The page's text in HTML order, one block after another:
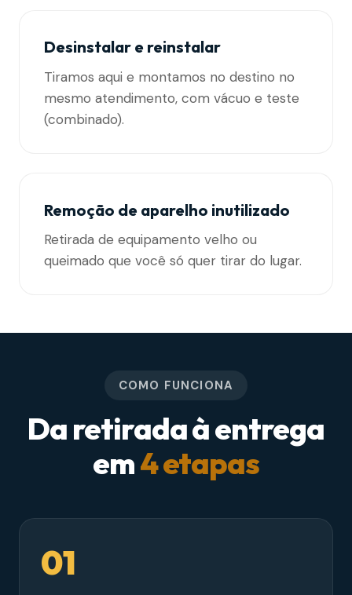
Desinstalar e reinstalar
Tiramos aqui e montamos no destino no
mesmo atendimento, com vácuo e teste
(combinado).
Remoção de aparelho inutilizado
Retirada de equipamento velho ou
queimado que você só quer tirar do lugar.
COMO FUNCIONA
Da retirada à entrega
em4 etapas
01